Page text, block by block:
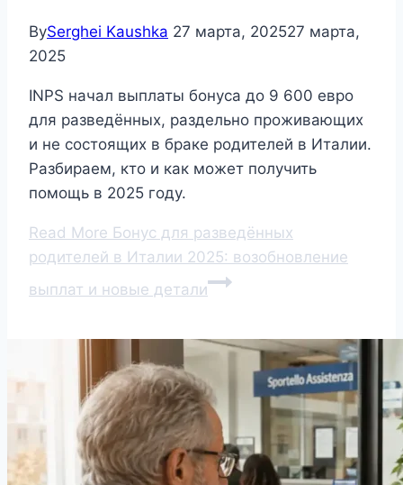
BySerghei Kaushka 27 марта, 202527 марта,
2025
INPS начал выплаты бонуса до 9 600 евро
для разведённых, раздельно проживающих
и не состоящих в браке родителей в Италии.
Разбираем, кто и как может получить
помощь в 2025 году.
Read More Бонус для разведённых
родителей в Италии 2025: возобновление
выплат и новые детали